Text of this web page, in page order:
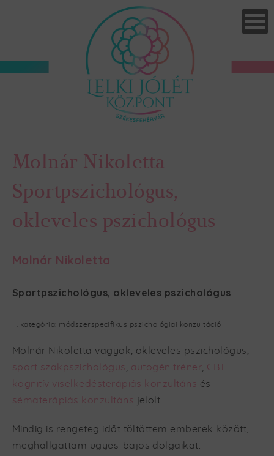
Molnár Nikoletta -
Sportpszichológus,
okleveles pszichológus
Molnár Nikoletta
Sportpszichológus, okleveles pszichológus
II. kategória: módszerspecifikus pszichológiai konzultáció
Molnár Nikoletta vagyok, okleveles pszichológus,
sport szakpszichológus
autogén tréner CBT
kognitív viselkedésterápiás konzultáns és
sématerápiás konzultáns jelölt.
Mindig is rengeteg időt töltöttem emberek között,
meghallgattam ügyes-bajos dolgaikat.